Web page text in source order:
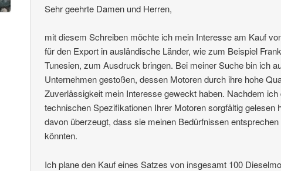
Sehr geehrte Damen und Herren,
mit diesem Schreiben möchte ich mein Interesse am Kauf
für den Export in ausländische Länder, wie zum Beispiel
Tunesien, zum Ausdruck bringen. Bei meiner Suche bin ich
Unternehmen gestoßen, dessen Motoren durch ihre hohe
Zuverlässigkeit mein Interesse geweckt haben. Nachdem ich
technischen Spezifikationen Ihrer Motoren sorgfältig gelesen
davon überzeugt, dass sie meinen Bedürfnissen
könnten.
Ich plane den Kauf eines Satzes von insgesamt 100